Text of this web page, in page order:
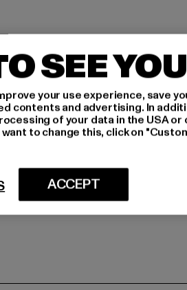
SEE
your use experience, save
contents and advertising. In
of your data in the USA
to change this, click on
ACCEPT